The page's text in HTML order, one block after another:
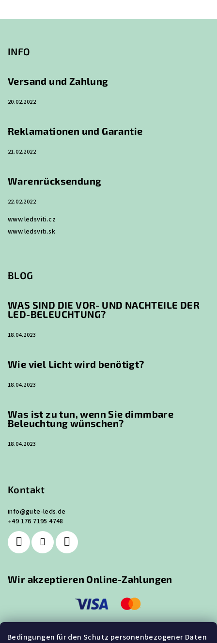
Bedingungen für den Schutz personenbezogener Daten
INFO
Versand und Zahlung
20.02.2022
Reklamationen und Garantie
21.02.2022
Warenrücksendung
22.02.2022
www.ledsviti.cz
www.ledsviti.sk
BLOG
WAS SIND DIE VOR- UND NACHTEILE DER
LED-BELEUCHTUNG?
18.04.2023
Wie viel Licht wird benötigt?
18.04.2023
Was ist zu tun, wenn Sie dimmbare
Beleuchtung wünschen?
18.04.2023
Kontakt
info@gute-leds.de
+49 176 7195 4748
Wir akzeptieren Online-Zahlungen